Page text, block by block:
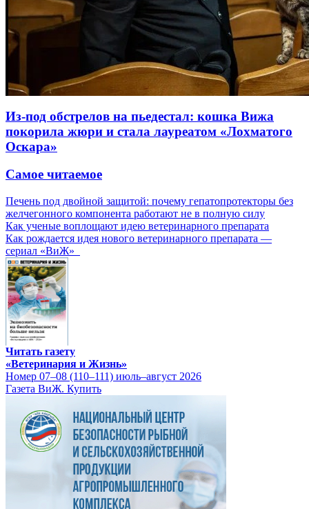
Из-под обстрелов на пьедестал: кошка Вижа
покорила жюри и стала лауреатом «Лохматого
Оскара»
Самое читаемое
Печень под двойной защитой: почему гепатопротекторы без
желчегонного компонента работают не в полную силу
Как ученые воплощают идею ветеринарного препарата
Как рождается идея нового ветеринарного препарата —
сериал «ВиЖ»
Читать газету
«Ветеринария и Жизнь»
Номер 07–08 (110–111) июль–август 2026
Газета ВиЖ. Купить